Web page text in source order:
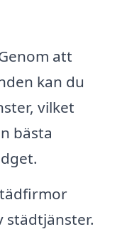
att
kan du
vilket
bästa
städtjänster.